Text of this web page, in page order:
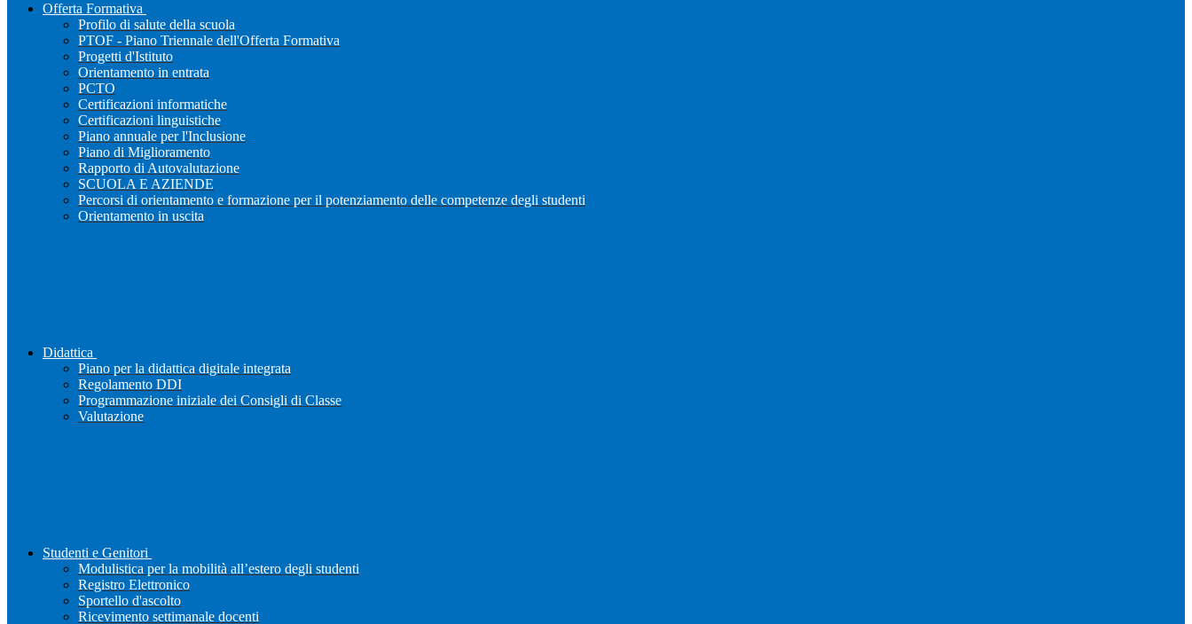
Offerta Formativa
Profilo di salute della scuola
PTOF - Piano Triennale dell'Offerta Formativa
Progetti d'Istituto
Orientamento in entrata
PCTO
Certificazioni informatiche
Certificazioni linguistiche
Piano annuale per l'Inclusione
Piano di Miglioramento
Rapporto di Autovalutazione
SCUOLA E AZIENDE
Percorsi di orientamento e formazione per il potenziamento delle competenze degli studenti
Orientamento in uscita
Didattica
Piano per la didattica digitale integrata
Regolamento DDI
Programmazione iniziale dei Consigli di Classe
Valutazione
Studenti e Genitori
Modulistica per la mobilità all’estero degli studenti
Registro Elettronico
Sportello d'ascolto
Ricevimento settimanale docenti